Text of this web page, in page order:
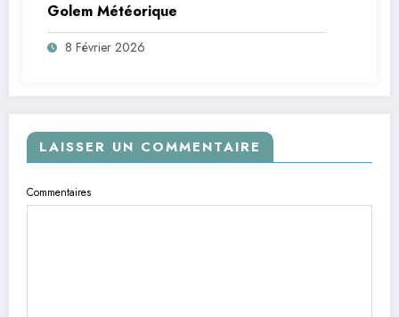
Golem Météorique
8 Février 2026
LAISSER UN COMMENTAIRE
Commentaires